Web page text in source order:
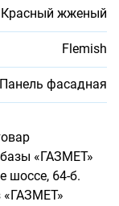
Красный жженый
Flemish
Панель фасадная
«ГАЗМЕТ»
шоссе, 64-б.
«ГАЗМЕТ»